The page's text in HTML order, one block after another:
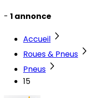
- 1 annonce
Accueil
Roues & Pneus
Pneus
15